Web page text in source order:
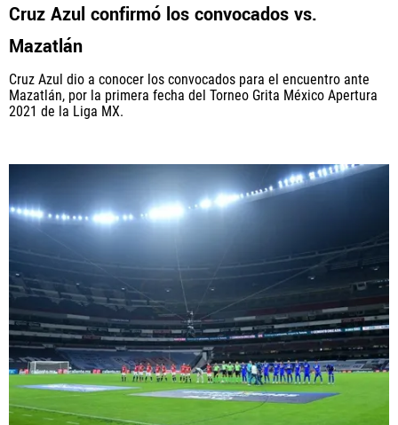
Cruz Azul confirmó los convocados vs.
Mazatlán
Cruz Azul dio a conocer los convocados para el encuentro ante
Mazatlán, por la primera fecha del Torneo Grita México Apertura
2021 de la Liga MX.